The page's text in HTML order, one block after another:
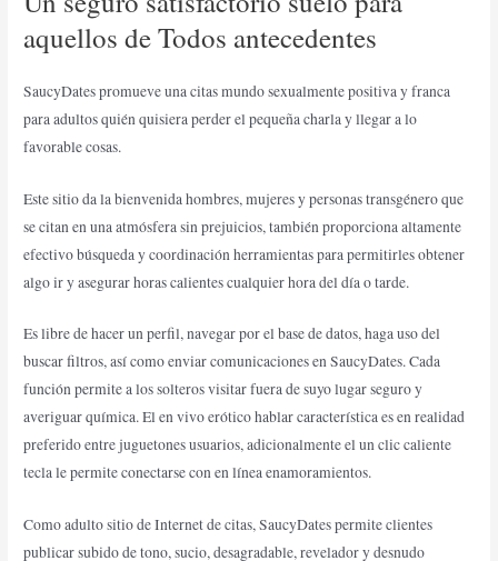
aquellos de Todos antecedentes
SaucyDates promueve una citas mundo sexualmente positiva y franca
para adultos quién quisiera perder el pequeña charla y llegar a lo
favorable cosas.
Este sitio da la bienvenida hombres, mujeres y personas transgénero que
se citan en una atmósfera sin prejuicios, también proporciona altamente
efectivo búsqueda y coordinación herramientas para permitirles obtener
algo ir y asegurar horas calientes cualquier hora del día o tarde.
Es libre de hacer un perfil, navegar por el base de datos, haga uso del
buscar filtros, así como enviar comunicaciones en SaucyDates. Cada
función permite a los solteros visitar fuera de suyo lugar seguro y
averiguar química. El en vivo erótico hablar característica es en realidad
preferido entre juguetones usuarios, adicionalmente el un clic caliente
tecla le permite conectarse con en línea enamoramientos.
Como adulto sitio de Internet de citas, SaucyDates permite clientes
publicar subido de tono, sucio, desagradable, revelador y desnudo